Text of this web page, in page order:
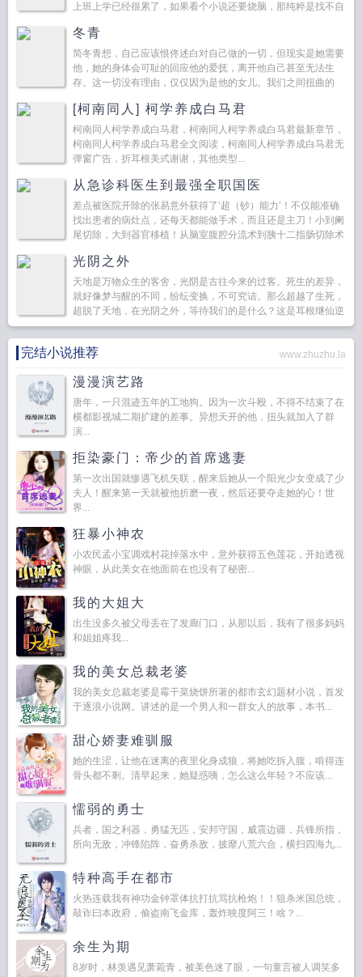
上班上学已经很累了，如果看个小说还要烧脑，那纯粹是找不自
冬青
简冬青想，自己应该恨佟述白对自己做的一切，但现实是她需要
他，她的身体会可耻的回应他的爱抚，离开他自己甚至无法生
存。这一切没有理由，仅仅因为是他的女儿。我们之间扭曲的
罪...
[柯南同人] 柯学养成白马君
柯南同人柯学养成白马君，柯南同人柯学养成白马君最新章节，
柯南同人柯学养成白马君全文阅读，柯南同人柯学养成白马君无
弹窗广告，折耳根美式谢谢，其他类型...
从急诊科医生到最强全职国医
差点被医院开除的张易意外获得了‘超（钞）能力’！不仅能准确
找出患者的病灶点，还每天都能做手术，而且还是主刀！小到阑
尾切除，大到器官移植！从脑室腹腔分流术到胰十二指肠切除术
光阴之外
天地是万物众生的客舍，光阴是古往今来的过客。死生的差异，
就好像梦与醒的不同，纷纭变换，不可究诘。那么超越了生死，
超脱了天地，在光阴之外，等待我们的是什么？这是耳根继仙逆
求魔我欲封天一念永恒三寸人间后，创作的第六部...
完结小说推荐 www.zhuzhu.la
漫漫演艺路
唐年，一只混迹五年的工地狗。因为一次斗殴，不得不结束了在
横都影视城二期扩建的差事。异想天开的他，扭头就加入了群
演...
拒染豪门：帝少的首席逃妻
第一次出国就惨遇飞机失联，醒来后她从一个阳光少女变成了少
夫人！醒来第一天就被他折磨一夜，然后还要夺走她的心！世
界...
狂暴小神农
小农民孟小宝调戏村花掉落水中，意外获得五色莲花，开始透视
神眼，从此美女在他面前在也没有了秘密...
我的大姐大
出生没多久被父母丢在了发廊门口，从那以后，我有了很多妈妈
和姐姐疼我...
我的美女总裁老婆
我的美女总裁老婆是霉干菜烧饼所著的都市玄幻题材小说，首发
于逐浪小说网。讲述的是一个男人和一群女人的故事，本书...
甜心娇妻难驯服
她的生涩，让他在迷离的夜里化身成狼，将她吃拆入腹，啃得连
骨头都不剩。清早起来，她疑惑咦，怎么这么年轻？不应该...
懦弱的勇士
兵者，国之利器，勇猛无匹，安邦守国，威震边疆，兵锋所指，
所向无敌，冲锋陷阵，奋勇杀敌，披靡八荒六合，横扫四海九...
特种高手在都市
火热连载我有神功金钟罩体抗打抗骂抗枪炮！！狙杀米国总统，
敲诈曰本政府，偷盗南飞金库，轰炸映度阿三！啥？...
余生为期
8岁时，林羡遇见萧菀青，被美色迷了眼，一句童言被人调笑多